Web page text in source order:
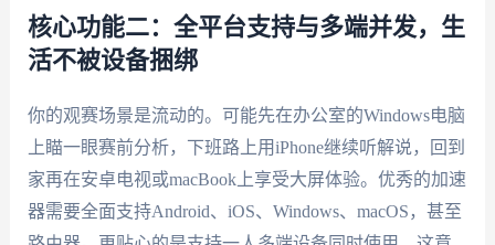
核心功能二：全平台支持与多端并发，生
活不被设备捆绑
你的观赛场景是流动的。可能先在办公室的Windows电脑
上瞄一眼赛前分析，下班路上用iPhone继续听解说，回到
家再在安卓电视或macBook上享受大屏体验。优秀的加速
器需要全面支持Android、iOS、Windows、macOS，甚至